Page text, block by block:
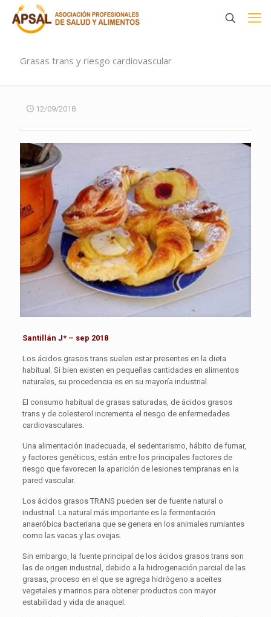
Grasas trans y riesgo cardiovascular
12/09/2018
Santillán J* – sep 2018
Los ácidos grasos trans suelen estar presentes en la dieta
habitual. Si bien existen en pequeñas cantidades en alimentos
naturales, su procedencia es en su mayoría industrial.
El consumo habitual de grasas saturadas, de ácidos grasos
trans y de colesterol incrementa el riesgo de enfermedades
cardiovasculares.
Una alimentación inadecuada, el sedentarismo, hábito de fumar,
y factores genéticos, están entre los principales factores de
riesgo que favorecen la aparición de lesiones tempranas en la
pared vascular.
Los ácidos grasos TRANS pueden ser de fuente natural o
industrial. La natural más importante es la fermentación
anaeróbica bacteriana que se genera en los animales rumiantes
como las vacas y las ovejas.
Sin embargo, la fuente principal de los ácidos grasos trans son
las de origen industrial, debido a la hidrogenación parcial de las
grasas, proceso en el que se agrega hidrógeno a aceites
vegetales y marinos para obtener productos con mayor
estabilidad y vida de anaquel.